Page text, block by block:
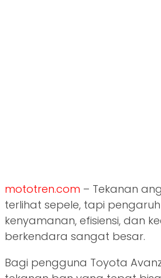
mototren.com – Tekanan
terlihat sepele, tapi
kenyamanan, efisiensi, dan
berkendara sangat besar.
Bagi pengguna Toyota